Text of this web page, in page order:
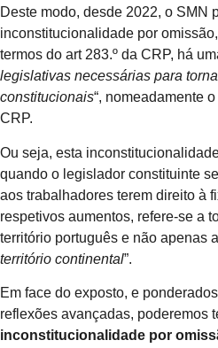
Deste modo, desde 2022, o SMN
inconstitucionalidade por
termos do art 283.º da CRP, há
legislativas necessárias para
constitucionais“, nomeadamente
CRP.
Ou seja, esta
quando o legislador constituinte
aos trabalhadores terem direito à
respetivos aumentos, refere-se a
território português e não apenas
território continental”.
Em face do exposto, e
reflexões avançadas, poderemos
inconstitucionalidade por